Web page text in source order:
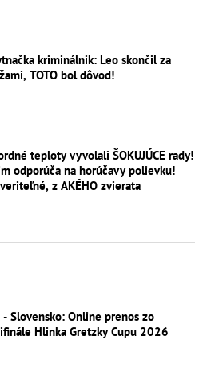
kriminálnik: Leo skončil za
TOTO bol dôvod!
teploty vyvolali ŠOKUJÚCE rady!
odporúča na horúčavy polievku!
z AKÉHO zvierata
- Slovensko: Online prenos zo
Hlinka Gretzky Cupu 2026